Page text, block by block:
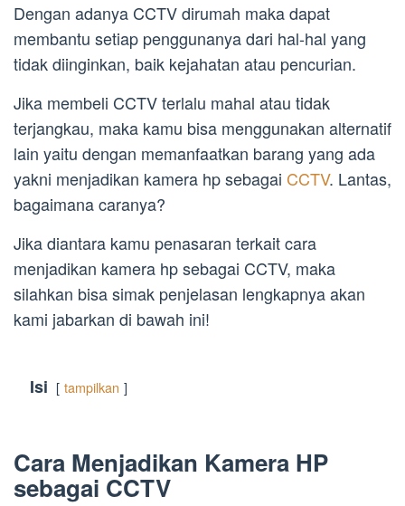
Dengan adanya CCTV dirumah maka dapat
membantu setiap penggunanya dari hal-hal yang
tidak diinginkan, baik kejahatan atau pencurian.
Jika membeli CCTV terlalu mahal atau tidak
terjangkau, maka kamu bisa menggunakan alternatif
lain yaitu dengan memanfaatkan barang yang ada
yakni menjadikan kamera hp sebagai CCTV. Lantas,
bagaimana caranya?
Jika diantara kamu penasaran terkait cara
menjadikan kamera hp sebagai CCTV, maka
silahkan bisa simak penjelasan lengkapnya akan
kami jabarkan di bawah ini!
Isi tampilkan
Cara Menjadikan Kamera HP
sebagai CCTV